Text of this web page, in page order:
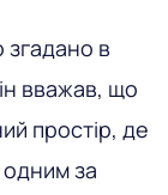
в
вважав, що
простір, де
за